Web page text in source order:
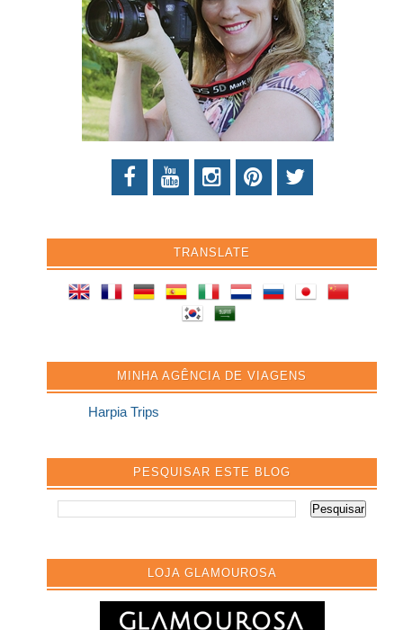
TRANSLATE
MINHA AGÊNCIA DE VIAGENS
Harpia Trips
PESQUISAR ESTE BLOG
LOJA GLAMOUROSA